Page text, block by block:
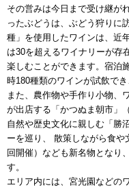
その営みは今日まで受け継が
ったぶどうは、ぶどう狩りに
種」を使用したワインは、近
は30を超えるワイナリーが存
楽しむことができます。宿泊
時180種類のワインが試飲で
また、農作物や手作り小物、
が出店する「かつぬま朝市」
自然や歴史文化に親しむ「勝
ーを巡り、 散策しながら食
回開催）なども新名物となり
す。
エリア内には、宮光園などの